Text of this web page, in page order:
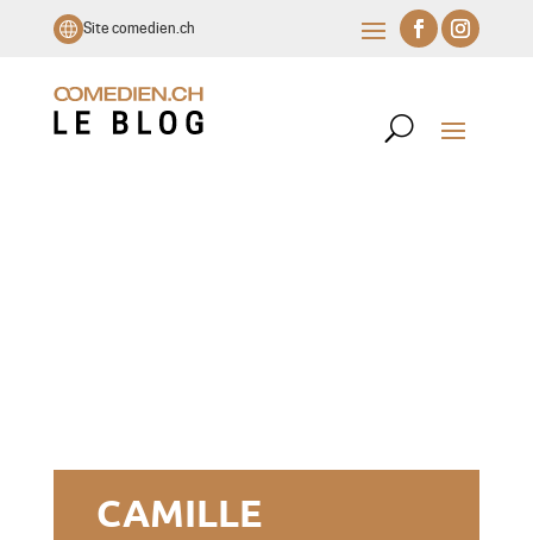
Site comedien.ch
CAMILLE